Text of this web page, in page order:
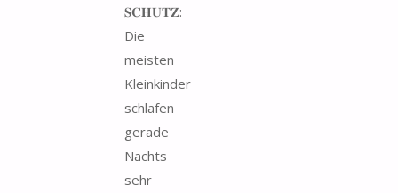
𝐒𝐂𝐇𝐔𝐓𝐙:
Die
meisten
Kleinkinder
schlafen
gerade
Nachts
sehr